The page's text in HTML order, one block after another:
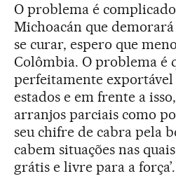
O problema é
Michoacán que
se curar, espero que
Colômbia. O problema é
perfeitamente
estados e em frente a
arranjos parciais como
seu chifre de cabra pela
cabem situações nas
grátis e livre para a força’.